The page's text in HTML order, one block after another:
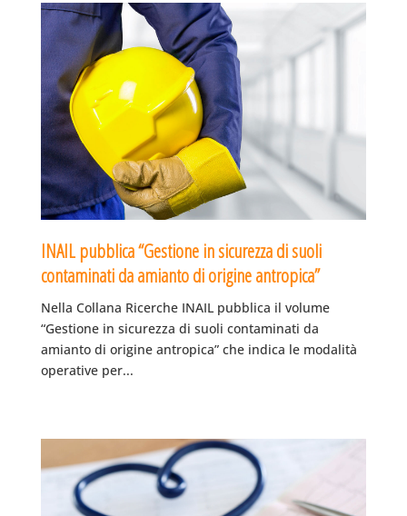
INAIL pubblica “Gestione in sicurezza di suoli
contaminati da amianto di origine antropica”
Nella Collana Ricerche INAIL pubblica il volume
“Gestione in sicurezza di suoli contaminati da
amianto di origine antropica” che indica le modalità
operative per...